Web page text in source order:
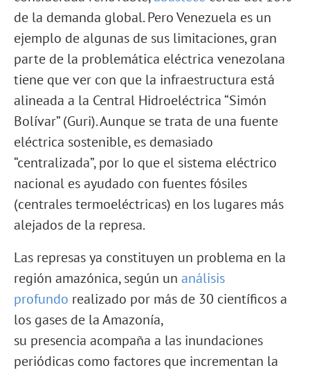
de la demanda global. Pero Venezuela es un
ejemplo de algunas de sus limitaciones, gran
parte de la problemática eléctrica venezolana
tiene que ver con que la infraestructura está
alineada a la Central Hidroeléctrica “Simón
Bolívar” (Guri). Aunque se trata de una fuente
eléctrica sostenible, es demasiado
“centralizada”, por lo que el sistema eléctrico
nacional es ayudado con fuentes fósiles
(centrales termoeléctricas) en los lugares más
alejados de la represa.
Las represas ya constituyen un problema en la
región amazónica, según un análisis
profundo realizado por más de 30 científicos a
los gases de la Amazonía,
su presencia acompaña a las inundaciones
periódicas como factores que incrementan la